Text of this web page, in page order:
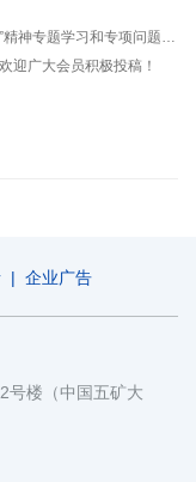
专题学习和专项问题研讨会
广大会员积极投稿！
| 企业广告
号楼（中国五矿大